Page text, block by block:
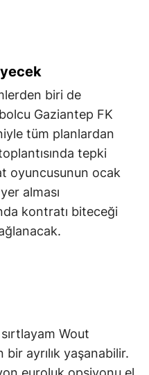
biri de
Gaziantep FK
tüm planlardan
tepki
oyuncusunun ocak
alması
kontratı biteceği
Wout
ayrılık yaşanabilir.